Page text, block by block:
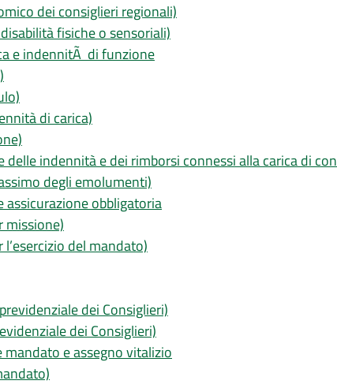
dei consiglieri regionali)
fisiche o sensoriali)
e indennitÃ di funzione
di carica)
delle indennità e dei rimborsi connessi alla carica di
degli emolumenti)
assicurazione obbligatoria
missione)
del mandato)
dei Consiglieri)
dei Consiglieri)
mandato e assegno vitalizio